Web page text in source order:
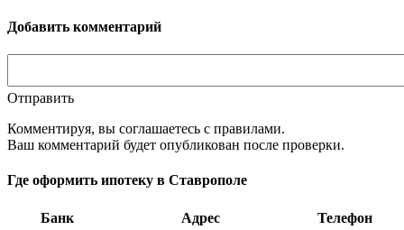
Добавить комментарий
Отправить
Комментируя, вы соглашаетесь c правилами.
Ваш комментарий будет опубликован после проверки.
Где оформить ипотеку в Ставрополе
Банк Адрес
Телефон